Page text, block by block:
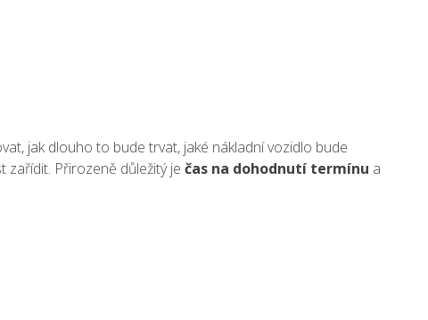
jak dlouho to bude trvat, jaké nákladní vozidlo bude
zařídit. Přirozeně důležitý je čas na dohodnutí termínu a